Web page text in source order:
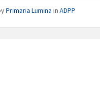
Primaria Lumina in ADPP